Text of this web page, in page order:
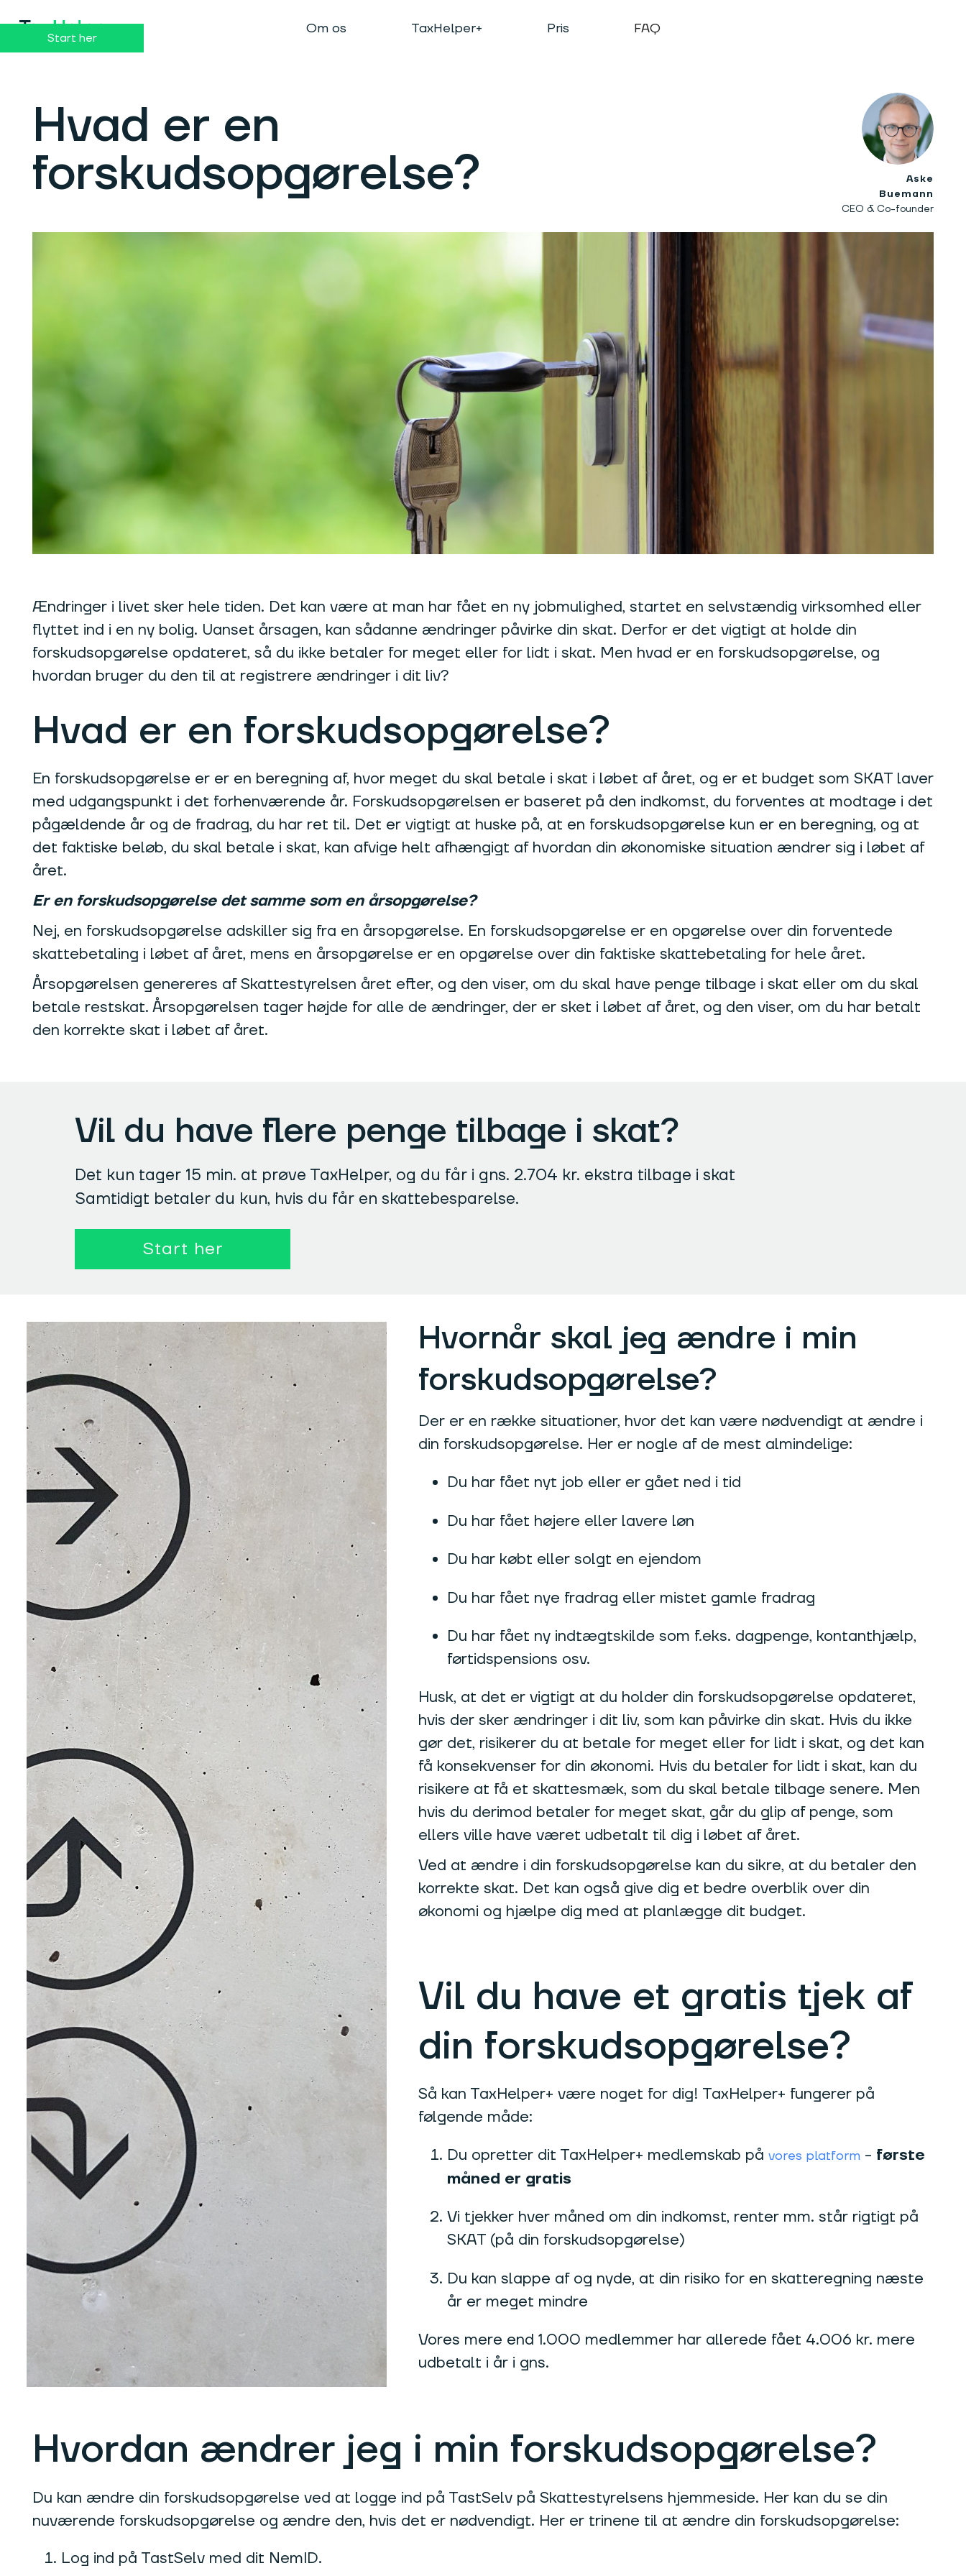
Start her
Om os TaxHelper+ Pris FAQ
Hvad er en
forskudsopgørelse?
Aske
Buemann
CEO & Co-founder
Ændringer i livet sker hele tiden. Det kan være at man har fået en ny jobmulighed, startet en selvstændig virksomhed eller
flyttet ind i en ny bolig. Uanset årsagen, kan sådanne ændringer påvirke din skat. Derfor er det vigtigt at holde din
forskudsopgørelse opdateret, så du ikke betaler for meget eller for lidt i skat. Men hvad er en forskudsopgørelse, og
hvordan bruger du den til at registrere ændringer i dit liv?
Hvad er en forskudsopgørelse?
En forskudsopgørelse er er en beregning af, hvor meget du skal betale i skat i løbet af året, og er et budget som SKAT laver
med udgangspunkt i det forhenværende år. Forskudsopgørelsen er baseret på den indkomst, du forventes at modtage i det
pågældende år og de fradrag, du har ret til. Det er vigtigt at huske på, at en forskudsopgørelse kun er en beregning, og at
det faktiske beløb, du skal betale i skat, kan afvige helt afhængigt af hvordan din økonomiske situation ændrer sig i løbet af
året.
Er en forskudsopgørelse det samme som en årsopgørelse?
Nej, en forskudsopgørelse adskiller sig fra en årsopgørelse. En forskudsopgørelse er en opgørelse over din forventede
skattebetaling i løbet af året, mens en årsopgørelse er en opgørelse over din faktiske skattebetaling for hele året.
Årsopgørelsen genereres af Skattestyrelsen året efter, og den viser, om du skal have penge tilbage i skat eller om du skal
betale restskat. Årsopgørelsen tager højde for alle de ændringer, der er sket i løbet af året, og den viser, om du har betalt
den korrekte skat i løbet af året.
Vil du have flere penge tilbage i skat?
Det kun tager 15 min. at prøve TaxHelper, og du får i gns. 2.704 kr. ekstra tilbage i skat
Samtidigt betaler du kun, hvis du får en skattebesparelse.
Start her
Hvornår skal jeg ændre i min
forskudsopgørelse?
Der er en række situationer, hvor det kan være nødvendigt at ændre i
din forskudsopgørelse. Her er nogle af de mest almindelige:
Du har fået nyt job eller er gået ned i tid
Du har fået højere eller lavere løn
Du har købt eller solgt en ejendom
Du har fået nye fradrag eller mistet gamle fradrag
Du har fået ny indtægtskilde som f.eks. dagpenge, kontanthjælp,
førtidspensions osv.
Husk, at det er vigtigt at du holder din forskudsopgørelse opdateret,
hvis der sker ændringer i dit liv, som kan påvirke din skat. Hvis du ikke
gør det, risikerer du at betale for meget eller for lidt i skat, og det kan
få konsekvenser for din økonomi. Hvis du betaler for lidt i skat, kan du
risikere at få et skattesmæk, som du skal betale tilbage senere. Men
hvis du derimod betaler for meget skat, går du glip af penge, som
ellers ville have været udbetalt til dig i løbet af året.
Ved at ændre i din forskudsopgørelse kan du sikre, at du betaler den
korrekte skat. Det kan også give dig et bedre overblik over din
økonomi og hjælpe dig med at planlægge dit budget.
Vil du have et gratis tjek af
din forskudsopgørelse?
Så kan TaxHelper+ være noget for dig! TaxHelper+ fungerer på
følgende måde:
Du opretter dit TaxHelper+ medlemskab påvores platform - første
måned er gratis
Vi tjekker hver måned om din indkomst, renter mm. står rigtigt på
SKAT (på din forskudsopgørelse)
Du kan slappe af og nyde, at din risiko for en skatteregning næste
år er meget mindre
Vores mere end 1.000 medlemmer har allerede fået 4.006 kr. mere
udbetalt i år i gns.
Hvordan ændrer jeg i min forskudsopgørelse?
Du kan ændre din forskudsopgørelse ved at logge ind på TastSelv på Skattestyrelsens hjemmeside. Her kan du se din
nuværende forskudsopgørelse og ændre den, hvis det er nødvendigt. Her er trinene til at ændre din forskudsopgørelse:
Log ind på TastSelv med dit NemID.